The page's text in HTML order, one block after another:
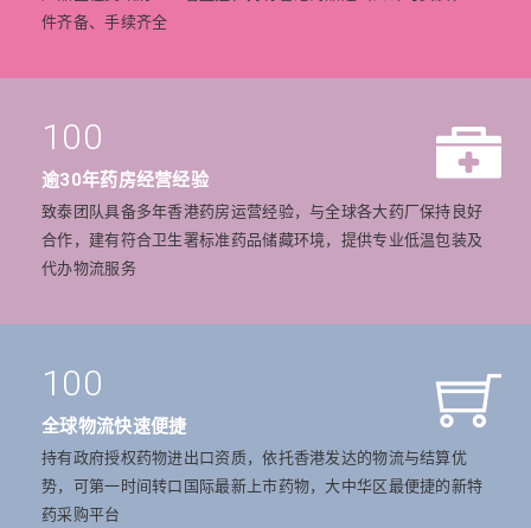
件齐备、手续齐全
100
逾30年药房经营经验
致泰团队具备多年香港药房运营经验，与全球各大药厂保持良好
合作，建有符合卫生署标准药品储藏环境，提供专业低温包装及
代办物流服务
100
全球物流快速便捷
持有政府授权药物进出口资质，依托香港发达的物流与结算优
势，可第一时间转口国际最新上市药物，大中华区最便捷的新特
药采购平台